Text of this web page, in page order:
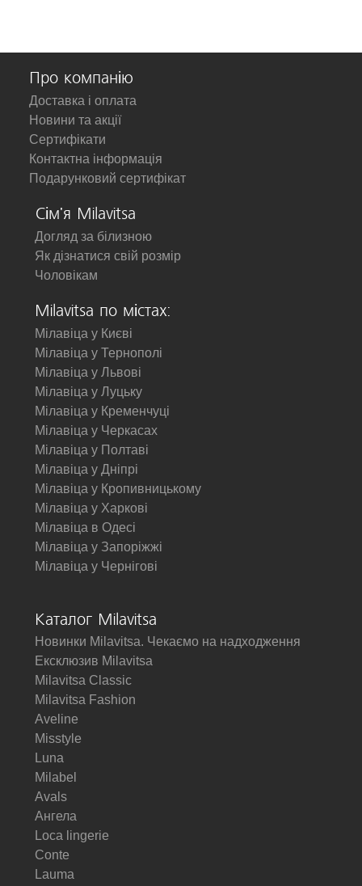
Про компанію
Доставка і оплата
Новини та акції
Сертифікати
Контактна інформація
Подарунковий сертифікат
Сім'я Milavitsa
Догляд за білизною
Як дізнатися свій розмір
Чоловікам
Milavitsa по містах:
Мілавіца у Києві
Мілавіца у Тернополі
Мілавіца у Львові
Мілавіца у Луцьку
Мілавіца у Кременчуці
Мілавіца у Черкасах
Мілавіца у Полтаві
Мілавіца у Дніпрі
Мілавіца у Кропивницькому
Мілавіца у Харкові
Мілавіца в Одесі
Мілавіца у Запоріжжі
Мілавіца у Чернігові
Каталог Milavitsa
Новинки Milavitsa. Чекаємо на надходження
Ексклюзив Milavitsa
Milavitsa Classic
Milavitsa Fashion
Aveline
Misstyle
Luna
Milabel
Avals
Ангела
Loca lingerie
Conte
Lauma